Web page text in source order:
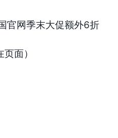
官网季末大促额外6折
面）